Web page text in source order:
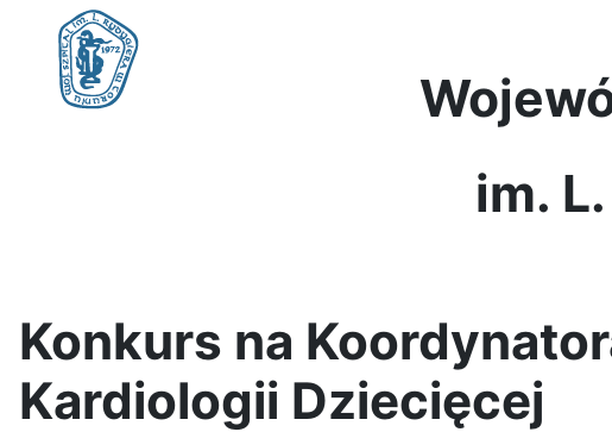
im.
Konkurs na
Kardiologii Dziecięcej